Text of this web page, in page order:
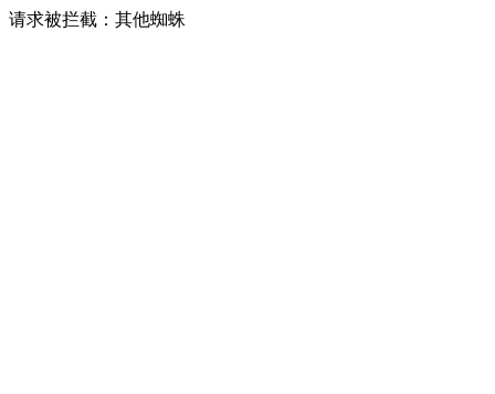
请求被拦截：其他蜘蛛